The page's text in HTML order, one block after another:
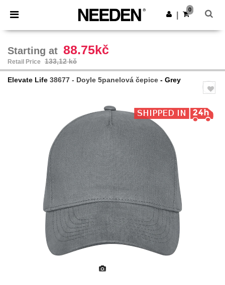
× Aplikace Needen
Lepší ceny v aplikaci!
Stáhnout app
0
Starting at 88.75kč
Retail Price 133,12 kč
Elevate Life 38677 - Doyle 5panelová čepice - Grey